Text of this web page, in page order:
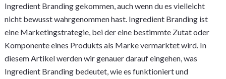
Ingredient Branding gekommen, auch wenn du es vielleicht
nicht bewusst wahrgenommen hast. Ingredient Branding ist
eine Marketingstrategie, bei der eine bestimmte Zutat oder
Komponente eines Produkts als Marke vermarktet wird. In
diesem Artikel werden wir genauer darauf eingehen, was
Ingredient Branding bedeutet, wie es funktioniert und